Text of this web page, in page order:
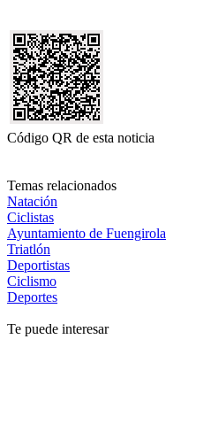
Código QR de esta noticia
Temas relacionados
Natación
Ciclistas
Ayuntamiento de Fuengirola
Triatlón
Deportistas
Ciclismo
Deportes
Te puede interesar